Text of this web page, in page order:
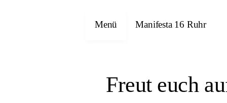
Menü Manifesta 16 Ruhr
Freut euch